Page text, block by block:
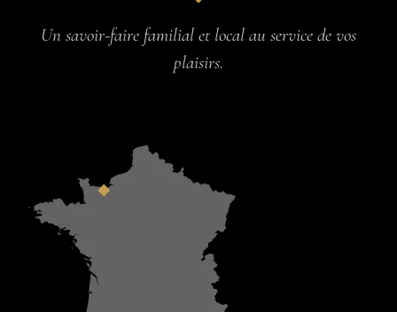
Un savoir-faire familial et local au service de vos
plaisirs.